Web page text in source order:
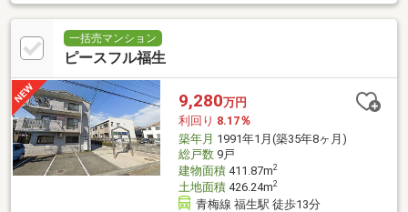
一括売マンション
ピースフル福生
9,280万円
利回り 8.17％
築年月 1991年1月(築35年8ヶ月)
総戸数9戸
建物面積411.87m2
土地面積426.24m2
青梅線 福生駅 徒歩13分